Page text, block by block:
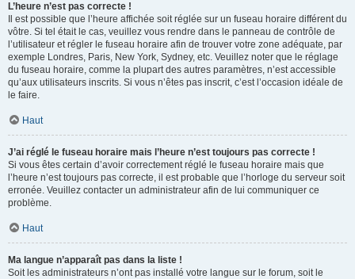
L’heure n’est pas correcte !
Il est possible que l’heure affichée soit réglée sur un fuseau horaire différent du
vôtre. Si tel était le cas, veuillez vous rendre dans le panneau de contrôle de
l’utilisateur et régler le fuseau horaire afin de trouver votre zone adéquate, par
exemple Londres, Paris, New York, Sydney, etc. Veuillez noter que le réglage
du fuseau horaire, comme la plupart des autres paramètres, n’est accessible
qu’aux utilisateurs inscrits. Si vous n’êtes pas inscrit, c’est l’occasion idéale de
le faire.
Haut
J’ai réglé le fuseau horaire mais l’heure n’est toujours pas correcte !
Si vous êtes certain d’avoir correctement réglé le fuseau horaire mais que
l’heure n’est toujours pas correcte, il est probable que l’horloge du serveur soit
erronée. Veuillez contacter un administrateur afin de lui communiquer ce
problème.
Haut
Ma langue n’apparaît pas dans la liste !
Soit les administrateurs n’ont pas installé votre langue sur le forum, soit le